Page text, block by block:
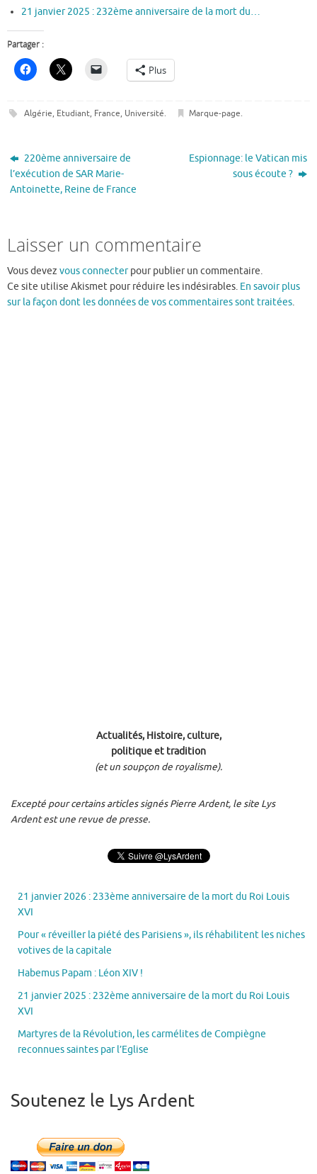
21 janvier 2025 : 232ème anniversaire de la mort du…
Partager :
Plus
Algérie, Etudiant, France, Université. Marque-page.
220ème anniversaire de
l’exécution de SAR Marie-
Antoinette, Reine de France
Espionnage: le Vatican mis
sous écoute ?
Laisser un commentaire
Vous devez vous connecterpour publier un commentaire.
Ce site utilise Akismet pour réduire les indésirables. En savoir plus
sur la façon dont les données de vos commentaires sont traitées.
Actualités, Histoire, culture,
politique et tradition
(et un soupçon de royalisme).
Excepté pour certains articles signés Pierre Ardent, le site Lys
Ardent est une revue de presse.
21 janvier 2026 : 233ème anniversaire de la mort du Roi Louis
XVI
Pour « réveiller la piété des Parisiens », ils réhabilitent les niches
votives de la capitale
Habemus Papam : Léon XIV !
21 janvier 2025 : 232ème anniversaire de la mort du Roi Louis
XVI
Martyres de la Révolution, les carmélites de Compiègne
reconnues saintes par l’Eglise
Soutenez le Lys Ardent